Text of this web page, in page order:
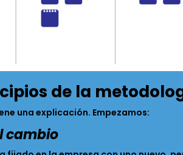
de la
una explicación. Empezamos:
cambio